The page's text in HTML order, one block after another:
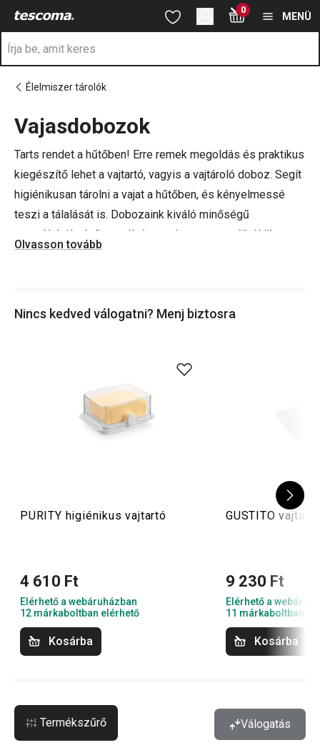
Ugrás a fő tartalomhoz
Ugrás a kereséshez
Ugrás a navigációhoz 0
MENÜ
Élelmiszer tárolók
Vajasdobozok
Tarts rendet a hűtőben! Erre remek megoldás és praktikus
kiegészítő lehet a vajtartó, vagyis a vajtároló doboz. Segít
higiénikusan tárolni a vajat a hűtőben, és kényelmessé
teszi a tálalását is. Dobozaink kiváló minőségű
porcelánból, első osztályú rozsdamentes acélból illetve
olyan prémium minőségű műanyagból készülnek, amelyet
nemcsak rendezetten tárolhatod az ételeket, de
biztonságosan elkerülheted a kártevők által okozott
kellemetlenségeket is.
Olvasson tovább
Nincs kedved válogatni? Menj biztosra
PURITY higiénikus vajtartó
4 610 Ft
Elérhető a webáruházban
12 márkaboltban elérhető
Kosárba
GUSTITO vajtartó
9 230 Ft
Elérhető a
11 márkaboltban
Kosárba
Termékszűrő Válogatás